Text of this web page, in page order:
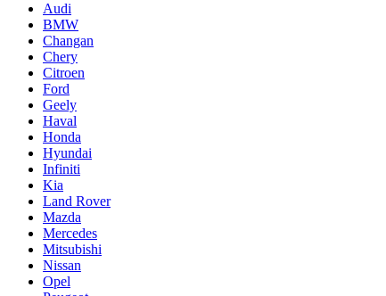
Audi
BMW
Changan
Chery
Citroen
Ford
Geely
Haval
Honda
Hyundai
Infiniti
Kia
Land Rover
Mazda
Mercedes
Mitsubishi
Nissan
Opel